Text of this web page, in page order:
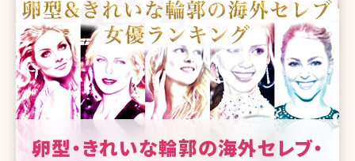
卵型・きれいな輪郭の海外セレブ・